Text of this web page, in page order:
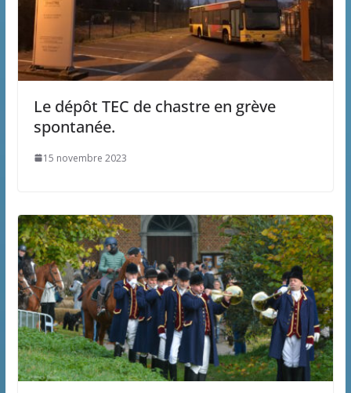
Le dépôt TEC de chastre en grève
spontanée.
15 novembre 2023